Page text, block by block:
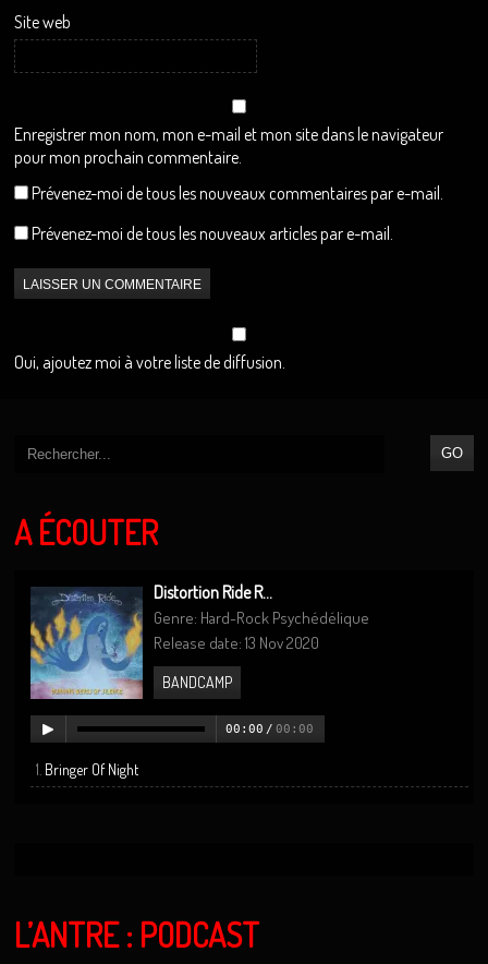
Site web
Enregistrer mon nom, mon e-mail et mon site dans le navigateur
pour mon prochain commentaire.
Prévenez-moi de tous les nouveaux commentaires par e-mail.
Prévenez-moi de tous les nouveaux articles par e-mail.
Oui, ajoutez moi à votre liste de diffusion.
A ÉCOUTER
Distortion Ride R...
Genre: Hard-Rock Psychédélique
Release date: 13 Nov 2020
BANDCAMP
00:00 / 00:00
Bringer Of Night
L’ANTRE : PODCAST